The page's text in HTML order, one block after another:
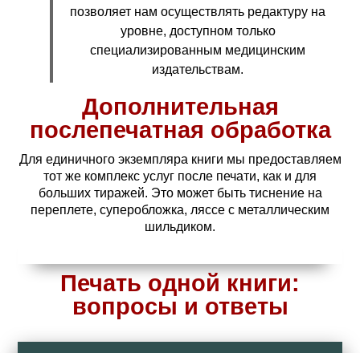
позволяет нам осуществлять редактуру на
уровне, доступном только
специализированным медицинским
издательствам.
Дополнительная
послепечатная обработка
Для единичного экземпляра книги мы предоставляем
тот же комплекс услуг после печати, как и для
больших тиражей. Это может быть тиснение на
переплете, суперобложка, ляссе с металлическим
шильдиком.
Печать одной книги:
вопросы и ответы